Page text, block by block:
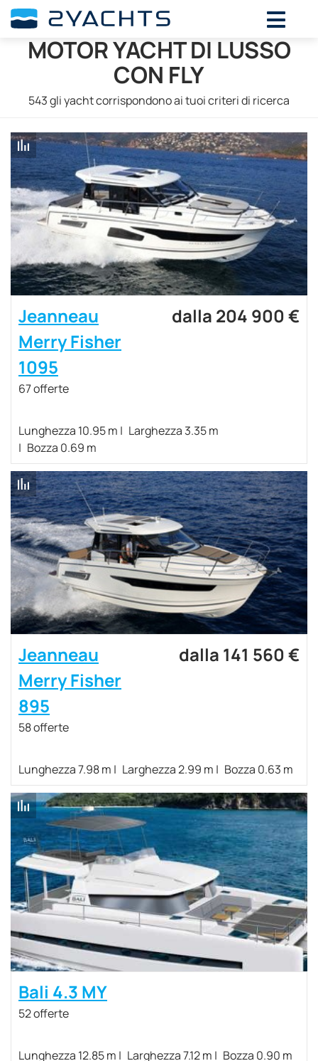
MOTOR YACHT DI LUSSO
CON FLY
543gli yacht corrispondono ai tuoi criteri di ricerca
Jeanneau
Merry Fisher
1095
67 offerte
dalla 204 900 €
Lunghezza 10.95 m
Larghezza 3.35 m
Bozza 0.69 m
Jeanneau
Merry Fisher
895
58 offerte
dalla 141 560 €
Lunghezza 7.98 m Larghezza 2.99 m Bozza 0.63 m
Bali 4.3 MY
52 offerte
Lunghezza 12.85 m Larghezza 7.12 m Bozza 0.90 m